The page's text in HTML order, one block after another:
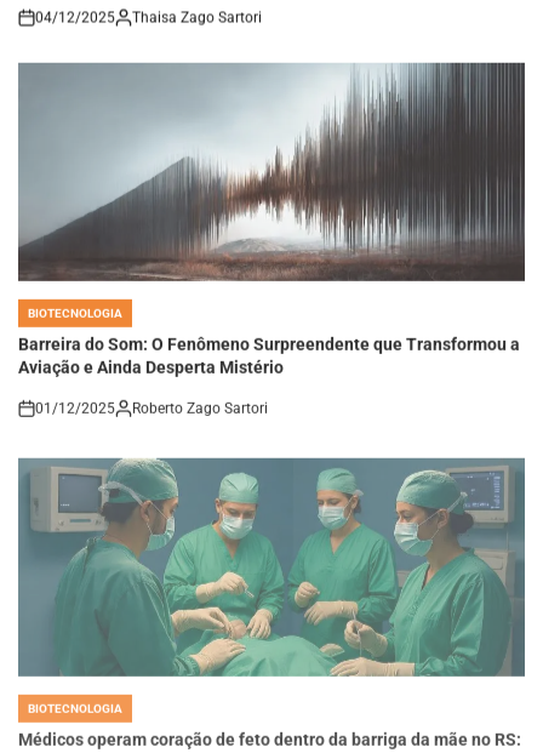
on
POSTED
Barreira do Som: O Fenômeno Surpreendente que Transformou a
Aviação e Ainda Desperta Mistério
POSTED
IN
BIOTECNOLOGIA
Médicos operam coração de feto dentro da barriga da mãe no RS:
a ciência que salva vidas antes do nascimento